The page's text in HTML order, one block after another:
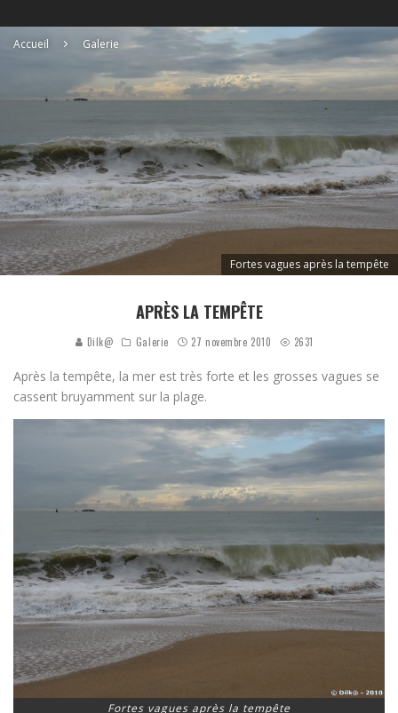
Accueil Galerie
Fortes vagues après la tempête
APRÈS LA TEMPÊTE
Dilk@ Galerie 27 novembre 2010 2631
Après la tempête, la mer est très forte et les grosses vagues se
cassent bruyamment sur la plage.
Fortes vagues après la tempête